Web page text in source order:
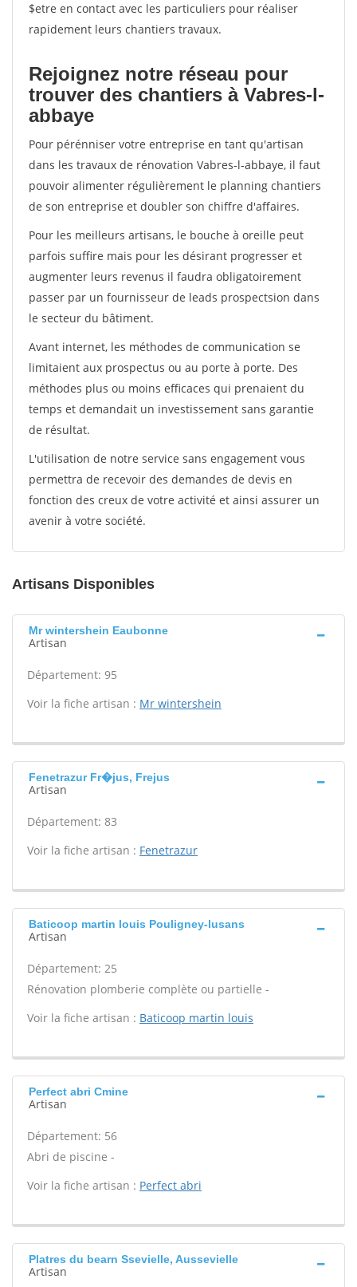
$etre en contact avec les particuliers pour réaliser
rapidement leurs chantiers travaux.
Rejoignez notre réseau pour
trouver des chantiers à Vabres-l-
abbaye
Pour pérénniser votre entreprise en tant qu'artisan
dans les travaux de rénovation Vabres-l-abbaye, il faut
pouvoir alimenter régulièrement le planning chantiers
de son entreprise et doubler son chiffre d'affaires.
Pour les meilleurs artisans, le bouche à oreille peut
parfois suffire mais pour les désirant progresser et
augmenter leurs revenus il faudra obligatoirement
passer par un fournisseur de leads prospectsion dans
le secteur du bâtiment.
Avant internet, les méthodes de communication se
limitaient aux prospectus ou au porte à porte. Des
méthodes plus ou moins efficaces qui prenaient du
temps et demandait un investissement sans garantie
de résultat.
L'utilisation de notre service sans engagement vous
permettra de recevoir des demandes de devis en
fonction des creux de votre activité et ainsi assurer un
avenir à votre société.
Artisans Disponibles
Mr wintershein Eaubonne
Artisan
Département: 95
Voir la fiche artisan : Mr wintershein
Fenetrazur Fr�jus, Frejus
Artisan
Département: 83
Voir la fiche artisan : Fenetrazur
Baticoop martin louis Pouligney-lusans
Artisan
Département: 25
Rénovation plomberie complète ou partielle -
Voir la fiche artisan : Baticoop martin louis
Perfect abri Cmine
Artisan
Département: 56
Abri de piscine -
Voir la fiche artisan : Perfect abri
Platres du bearn Ssevielle, Aussevielle
Artisan